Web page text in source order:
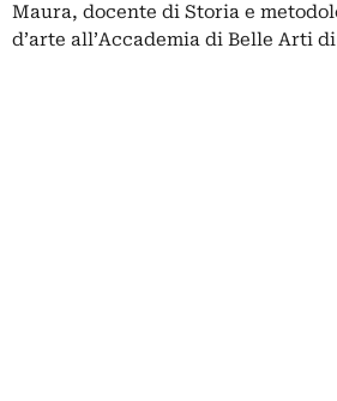
Maura, docente di Storia e
d’arte all’Accademia di Belle Arti